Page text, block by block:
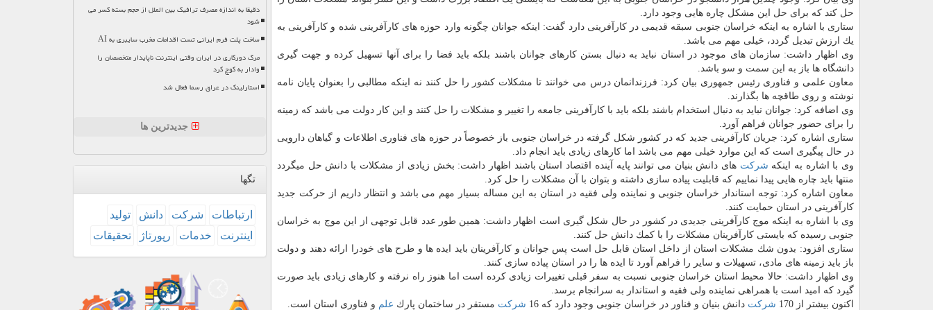
حل كند كه برای حل این مشكل چاره هایی وجود دارد.
ستاری با اشاره به اینكه خراسان جنوبی سبقه قدیمی در كارآفرینی دارد گفت: اینكه جوانان چگونه وارد حوزه های كارآفرینی شده و كارآفرینی به
یك ارزش تبدیل گردد، خیلی مهم می باشد.
وی اظهار داشت: سازمان های موجود در استان نباید به دنبال بستن كارهای جوانان باشند بلكه باید فضا را برای آنها تسهیل كرده و جهت گیری
دانشگاه ها باز به این سمت و سو باشد.
معاون علمی و فناوری رئیس جمهوری بیان كرد: فرزندانمان درس می خوانند تا مشكلات كشور را حل كنند نه اینكه مطالبی را بعنوان پایان نامه
نوشته و روی طاقچه ها بگذارند.
وی اضافه كرد: جوانان نباید به دنبال استخدام باشند بلكه باید با كارآفرینی جامعه را تغییر و مشكلات را حل كنند و این كار دولت می باشد كه زمینه
را برای حضور جوانان فراهم آورد.
ستاری اشاره كرد: جریان كارآفرینی جدید كه در كشور شكل گرفته در خراسان جنوبی باز خصوصاً در حوزه های فناوری اطلاعات و گیاهان دارویی
در حال پیگیری است كه این موارد خیلی مهم می باشد اما كارهای زیادی باید انجام داد.
وی با اشاره به اینكه شركت های دانش بنیان می توانند پایه آینده اقتصاد استان باشند اظهار داشت: بخش زیادی از مشكلات با دانش حل میگردد
منتها باید چاره هایی پیدا نماییم كه قابلیت پیاده سازی داشته و بتوان با آن مشكلات را حل كرد.
معاون اشاره كرد: توجه استاندار خراسان جنوبی و نماینده ولی فقیه در استان به این مساله بسیار مهم می باشد و انتظار داریم از حركت جدید
كارآفرینی در استان حمایت كنند.
وی با اشاره به اینكه موج كارآفرینی جدیدی در كشور در حال شكل گیری است اظهار داشت: همین طور عدد قابل توجهی از این موج به خراسان
جنوبی رسیده كه بایستی كارآفرینان مشكلات را با كمك دانش حل كنند.
ستاری افزود: بدون شك مشكلات استان از داخل استان قابل حل است پس جوانان و كارآفرینان باید ایده ها و طرح های خودرا ارائه دهند و دولت
باز باید زمینه های مادی، تسهیلات و سایر را فراهم آورد تا ایده ها را در استان پیاده سازی كنند.
وی اظهار داشت: حالا محیط استان خراسان جنوبی نسبت به سفر قبلی تغییرات زیادی كرده است اما هنوز راه نرفته و كارهای زیادی باید صورت
گیرد كه امید است با همراهی نماینده ولی فقیه و استاندار به سرانجام برسد.
اكنون بیشتر از 170
شركت دانش بنیان و فناور در خراسان جنوبی وجود دارد كه 16 شركت مستقر در ساختمان پارك علم و فناوری استان است.
دقیقا به اندازه مصرف ترافیک بین الملل از حجم بسته کسر می
شود
ساخت پلت فرم ایرانی تست اقدامات مخرب سایبری به AI
مرگ دورکاری در ایران وقتی اینترنت ناپایدار متخصصان را
وادار به کوچ کرد
استارلینک در عراق رسما فعال شد
جدیدترین ها
تگها
ارتباطات شركت دانش
تولید
اینترنت
خدمات رپورتاژ تحقیقات